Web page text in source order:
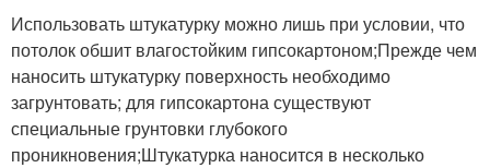
Использовать штукатурку можно лишь при условии, что
потолок обшит влагостойким гипсокартоном;Прежде чем
наносить штукатурку поверхность необходимо
загрунтовать; для гипсокартона существуют
специальные грунтовки глубокого
проникновения;Штукатурка наносится в несколько